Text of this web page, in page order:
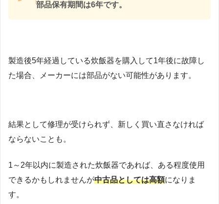
部品保有期間は6年です。
製造後5年経過している炊飯器を購入して1年後に故障し
た場合、メーカーには部品がない可能性があります。
結果として修理が受けられず、新しく買い直さなければ
ならないことも。
1～2年以内に製造された炊飯器であれば、ある程度使用
できるかもしれませんが中古品としては高額になりま
す。